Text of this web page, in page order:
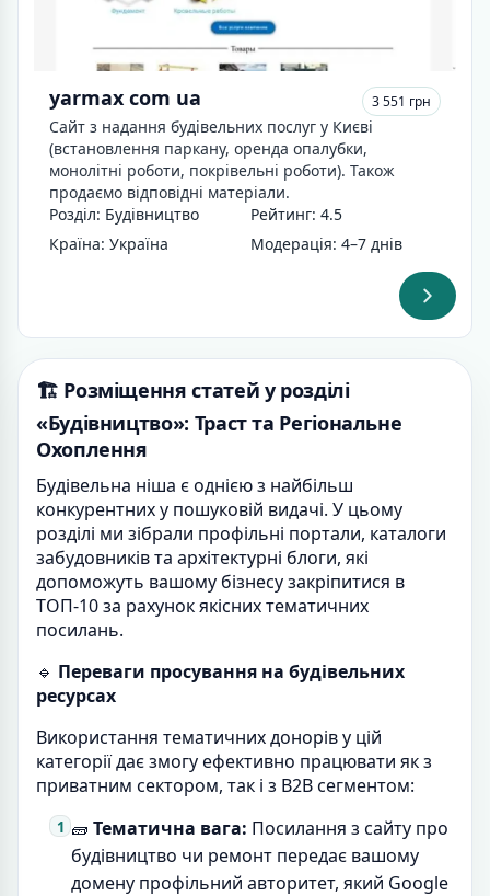
yarmax com ua 3 551 грн
Сайт з надання будівельних послуг у Києві
(встановлення паркану, оренда опалубки,
монолітні роботи, покрівельні роботи). Також
продаємо відповідні матеріали.
Розділ: Будівництво
Рейтинг: 4.5
Країна: Україна
Модерація: 4–7 днів
🏗️ Розміщення статей у розділі
«Будівництво»: Траст та Регіональне
Охоплення
Будівельна ніша є однією з найбільш
конкурентних у пошуковій видачі. У цьому
розділі ми зібрали профільні портали, каталоги
забудовників та архітектурні блоги, які
допоможуть вашому бізнесу закріпитися в
ТОП-10 за рахунок якісних тематичних
посилань.
🔹 Переваги просування на будівельних
ресурсах
Використання тематичних донорів у цій
категорії дає змогу ефективно працювати як з
приватним сектором, так і з B2B сегментом:
🧱 Тематична вага: Посилання з сайту про
будівництво чи ремонт передає вашому
домену профільний авторитет, який Google